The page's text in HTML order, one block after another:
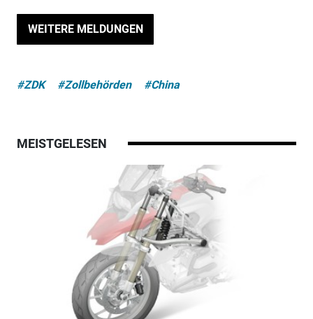
WEITERE MELDUNGEN
#ZDK #Zollbehörden #China
MEISTGELESEN